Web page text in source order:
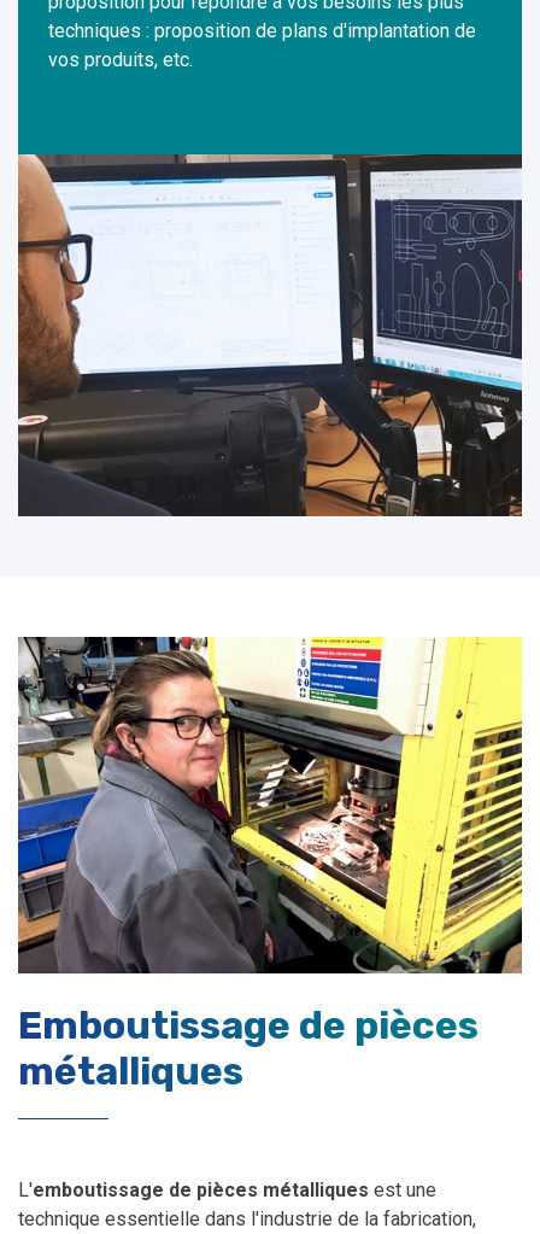
techniques : proposition de plans d'implantation de
vos produits, etc.
Emboutissage de pièces
métalliques
L'emboutissage de pièces métalliques est une
technique essentielle dans l'industrie de la fabrication,